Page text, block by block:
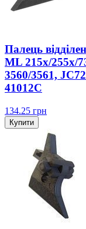
Палець
ML 215x/255x/
3560/3561,
41012C
134.25 грн
Купити